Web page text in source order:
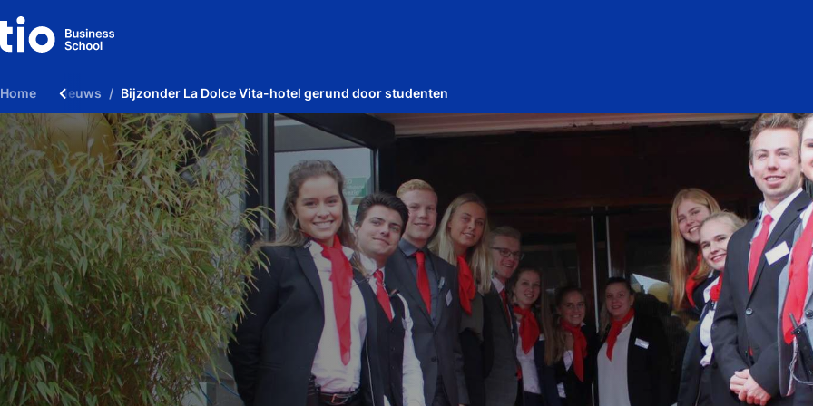
Home Nieuws Bijzonder La Dolce Vita-hotel gerund door studenten